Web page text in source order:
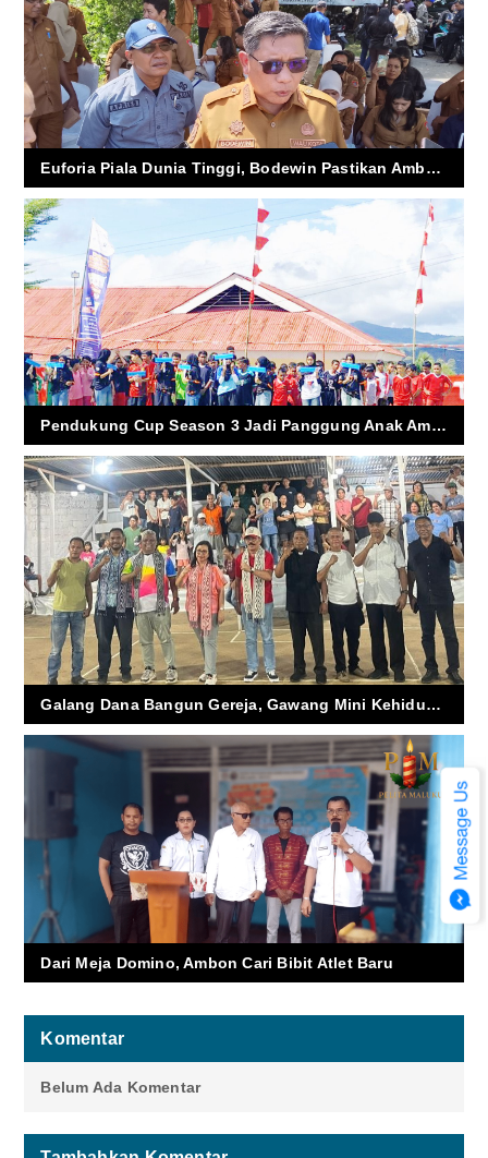
Euforia Piala Dunia Tinggi, Bodewin Pastikan Ambon Tetap Aman dan Damai
Pendukung Cup Season 3 Jadi Panggung Anak Ambon Mengukir Mimpi di Dunia Sepak Bola
Galang Dana Bangun Gereja, Gawang Mini Kehidupan Cup 2026 Dibuka
Dari Meja Domino, Ambon Cari Bibit Atlet Baru
Komentar
Belum Ada Komentar